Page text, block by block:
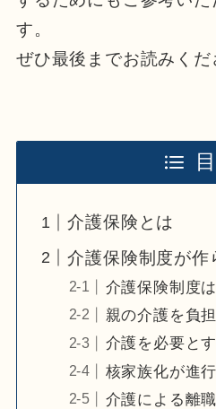
す。
ぜひ最後までお読みくだ
介護保険とは
介護保険制度が作
介護保険制度
親の介護を負
介護を必要と
核家族化が進
介護による離